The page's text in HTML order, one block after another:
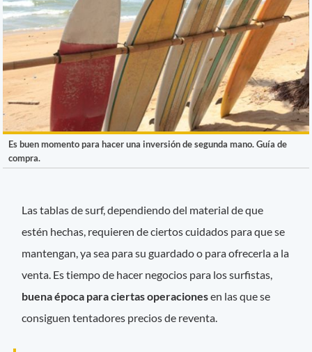
Es buen momento para hacer una inversión de segunda mano. Guía de
compra.
Las tablas de surf, dependiendo del material de que
estén hechas, requieren de ciertos cuidados para que se
mantengan, ya sea para su guardado o para ofrecerla a la
venta. Es tiempo de hacer negocios para los surfistas,
buena época para ciertas operacionesen las que se
consiguen tentadores precios de reventa.